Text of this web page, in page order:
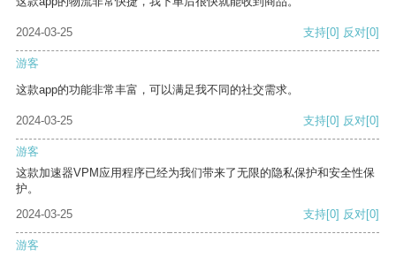
2024-03-25 支持[0] 反对[0]
游客
这款app的功能非常丰富，可以满足我不同的社交需求。
2024-03-25 支持[0] 反对[0]
游客
这款加速器VPM应用程序已经为我们带来了无限的隐私保护和安全性保
护。
2024-03-25
支持[0] 反对[0]
游客